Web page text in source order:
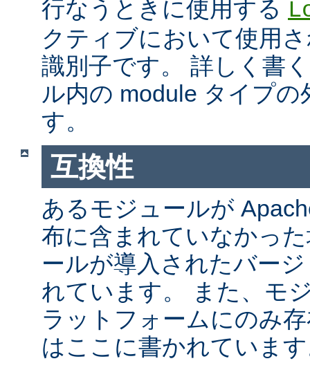
行なうときに使用する
クティブにおいて使用
識別子です。 詳しく書
ル内の module タイプの
す。
互換性
あるモジュールが
布に含まれていなかっ
ールが導入されたバー
れています。 また、モ
ラットフォームにのみ
はここに書かれていま